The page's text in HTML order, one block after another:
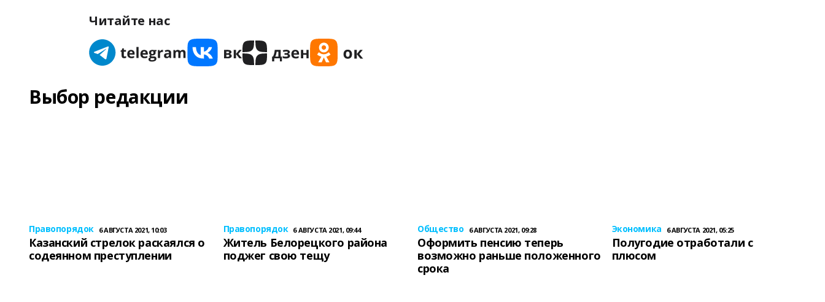
Читайте нас
Выбор редакции
Правопорядок 6 АВГУСТА 2021, 10:03
Казанский стрелок раскаялся о
содеянном преступлении
Правопорядок 6 АВГУСТА 2021, 09:44
Житель Белорецкого района
поджег свою тещу
Общество 6 АВГУСТА 2021, 09:28
Оформить пенсию теперь
возможно раньше положенного
срока
Экономика 6 АВГУСТА 2021, 05:25
Полугодие отработали с
плюсом